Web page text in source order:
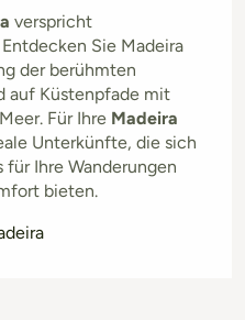
verspricht
Sie Madeira
der berühmten
auf Küstenpfade mit
Für Ihre Madeira
Unterkünfte, die sich
für Ihre Wanderungen
bieten.